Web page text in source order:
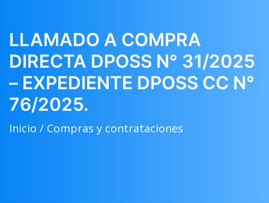
LLAMADO A COMPRA
DIRECTA DPOSS N° 31/2025
– EXPEDIENTE DPOSS CC N°
76/2025.
Inicio / Compras y contrataciones